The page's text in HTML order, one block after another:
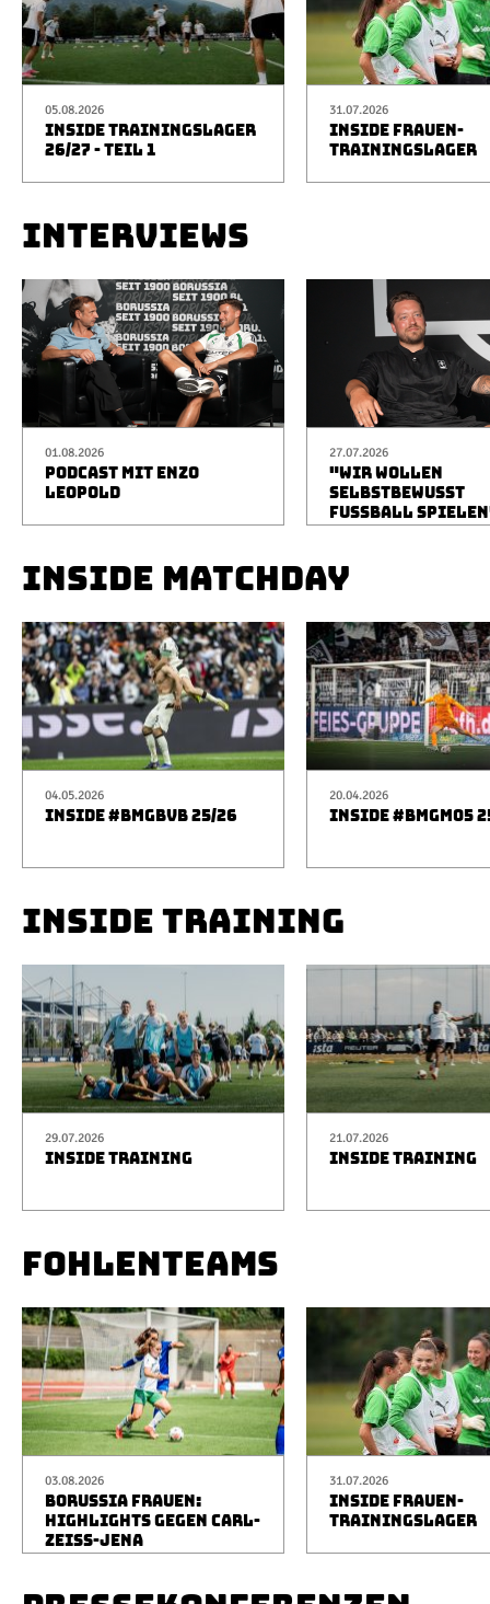
05.08.2026
INSIDE TRAININGSLAGER
26/27 - TEIL 1
31.07.2026
INSIDE FRAUEN-
TRAININGSLAGER
INTERVIEWS
01.08.2026
PODCAST MIT ENZO
LEOPOLD
27.07.2026
"WIR WOLLEN
SELBSTBEWUSST
FUSSBALL
INSIDE MATCHDAY
04.05.2026
INSIDE #BMGBVB 25/26
20.04.2026
INSIDE #BMGM05
INSIDE TRAINING
29.07.2026
INSIDE TRAINING
21.07.2026
INSIDE TRAINING
FOHLENTEAMS
03.08.2026
BORUSSIA FRAUEN:
HIGHLIGHTS GEGEN CARL-
ZEISS-JENA
31.07.2026
INSIDE FRAUEN-
TRAININGSLAGER